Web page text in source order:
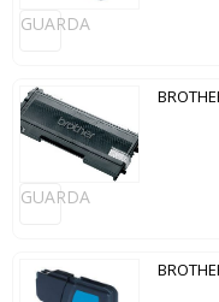
GUARDA
GUARDA